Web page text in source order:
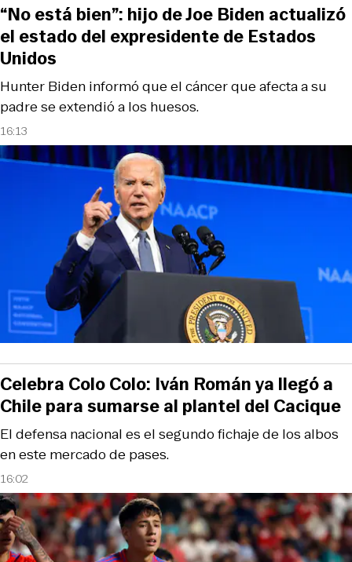
16:13
Hunter Biden informó que el cáncer que afecta a su
padre se extendió a los huesos.
“No está bien”: hijo de Joe Biden actualizó
el estado del expresidente de Estados
Unidos
16:02
El defensa nacional es el segundo fichaje de los albos
en este mercado de pases.
Celebra Colo Colo: Iván Román ya llegó a
Chile para sumarse al plantel del Cacique